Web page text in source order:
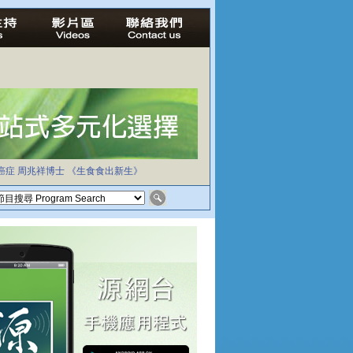
症 周兆祥博士 《生食食出新生》